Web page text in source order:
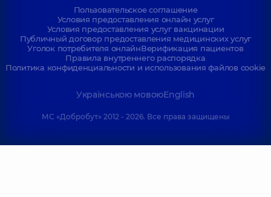
Пользовательское соглашение
Условия предоставления онлайн услуг
Условия предоставления услуг вакцинации
Публичный договор предоставления медицинских услуг
Уголок потребителя онлайнВерификация пациентов
Правила внутреннего распорядка
Политика конфиденциальности и использования файлов cookie
Українською мовоюEnglish
МС «Добробут» 2012 - 2026. Все права защищены